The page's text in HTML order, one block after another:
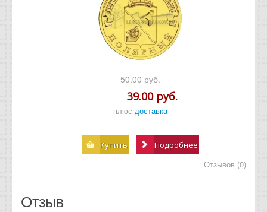
50.00 руб.
39.00 руб.
плюс доставка
Купить Подробнее
Отзывов (0)
Отзыв